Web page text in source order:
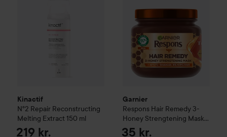
Kinactif
Nº2 Repair Reconstructing
Melting Extract 150 ml
219 kr.
Garnier
Respons Hair Remedy 3-
Honey Strengtening Mask
340 ml
35 kr.